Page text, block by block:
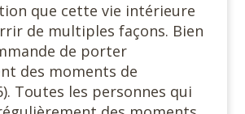
que cette vie intérieure
de multiples façons. Bien
de porter
des moments de
Toutes les personnes qui